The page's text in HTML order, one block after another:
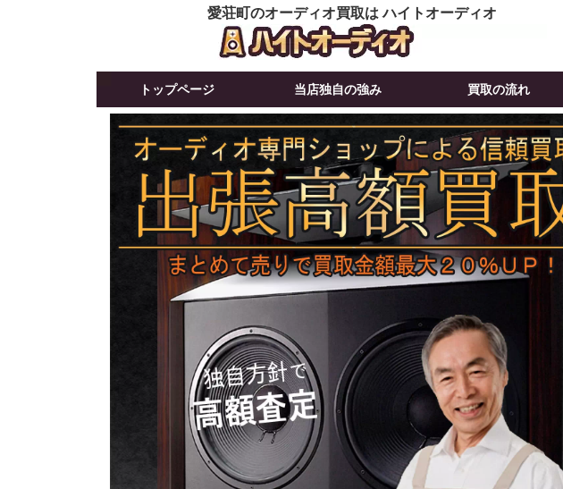
愛荘町のオーディオ買取は ハイトオーディオ
トップページ 当店独自の強み 買取の流れ